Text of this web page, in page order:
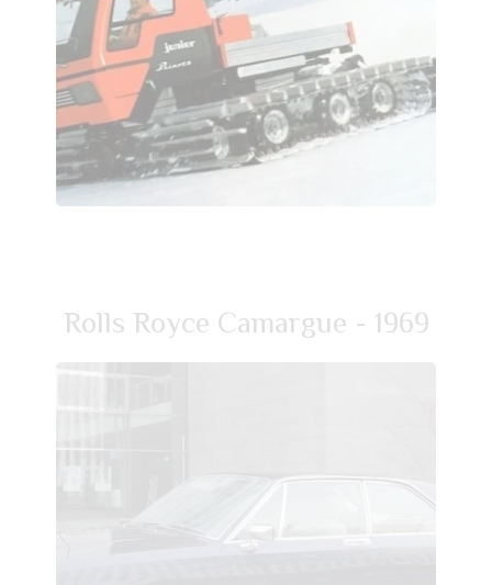
Rolls Royce Camargue - 1969